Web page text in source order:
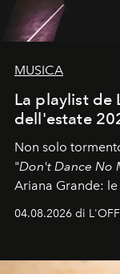
MUSICA
La playlist de
dell'estate
Non solo
"Don't Dance No
Ariana Grande:
colonna sonora
04.08.2026 di